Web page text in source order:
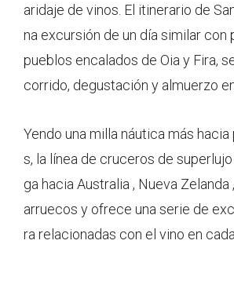
aridaje de vinos. El itinerario de
na excursión de un día similar con
pueblos encalados de Oia y Fira,
corrido, degustación y almuerzo
Yendo una milla náutica más
s, la línea de cruceros de
ga hacia Australia , Nueva Zelanda
arruecos y ofrece una serie de
ra relacionadas con el vino en